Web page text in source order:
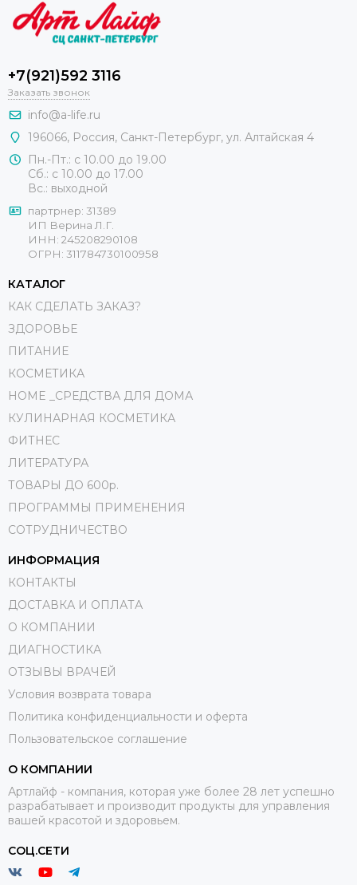
+7(921)592 3116
Заказать звонок
info@a-life.ru
196066, Россия, Санкт-Петербург, ул. Алтайская 4
Пн.-Пт.: с 10.00 до 19.00
Сб.: с 10.00 до 17.00
Вс.: выходной
партрнер: 31389
ИП Верина Л.Г.
ИНН: 245208290108
ОГРН: 311784730100958
КАТАЛОГ
КАК СДЕЛАТЬ ЗАКАЗ?
ЗДОРОВЬЕ
ПИТАНИЕ
КОСМЕТИКА
HOME _СРЕДСТВА ДЛЯ ДОМА
КУЛИНАРНАЯ КОСМЕТИКА
ФИТНЕС
ЛИТЕРАТУРА
ТОВАРЫ ДО 600р.
ПРОГРАММЫ ПРИМЕНЕНИЯ
СОТРУДНИЧЕСТВО
ИНФОРМАЦИЯ
КОНТАКТЫ
ДОСТАВКА И ОПЛАТА
О КОМПАНИИ
ДИАГНОСТИКА
ОТЗЫВЫ ВРАЧЕЙ
Условия возврата товара
Политика конфиденциальности и оферта
Пользовательское соглашение
О КОМПАНИИ
Артлайф - компания, которая уже более 28 лет успешно
разрабатывает и производит продукты для управления
вашей красотой и здоровьем.
СОЦ.СЕТИ